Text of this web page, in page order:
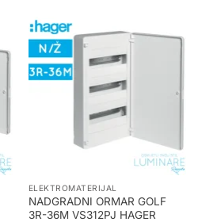
ELEKTROMATERIJAL
NADGRADNI ORMAR GOLF
3R-36M VS312PJ HAGER